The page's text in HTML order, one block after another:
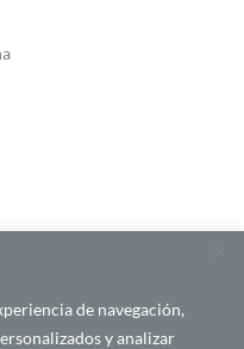
de navegación,
y analizar